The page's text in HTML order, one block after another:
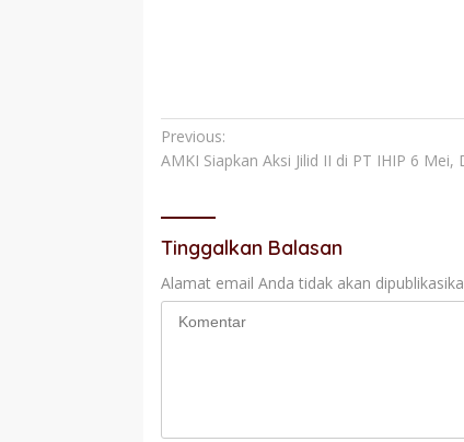
Navigasi
pos
Previous:
AMKI Siapkan Aksi Jilid II di PT IHIP 6
Tinggalkan Balasan
Alamat email Anda tidak akan